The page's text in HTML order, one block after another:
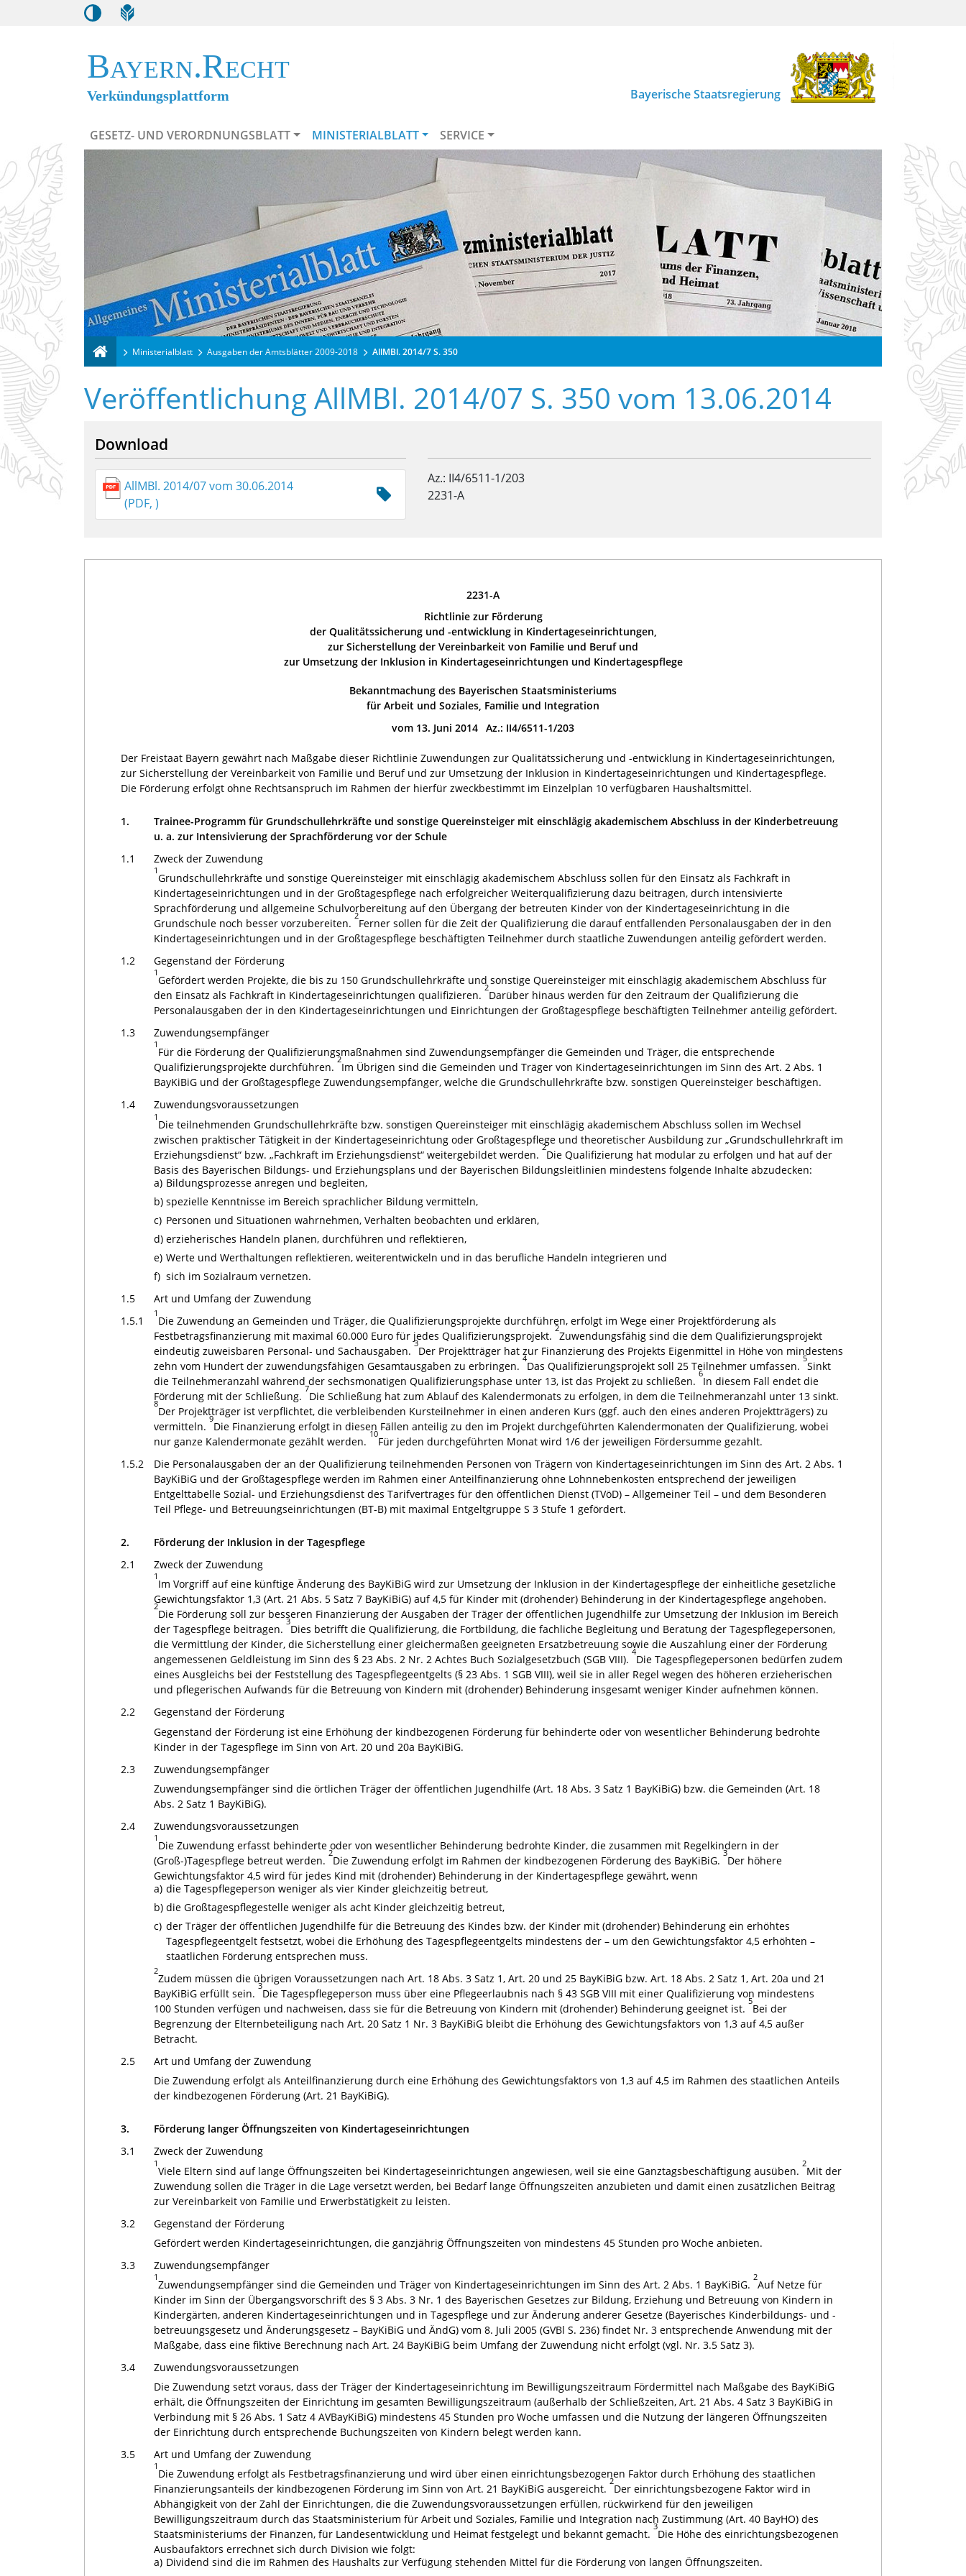
Bayern.Recht
Verkündungsplattform Bayerische Staatsregierung
GESETZ- UND VERORDNUNGSBLATT MINISTERIALBLATT SERVICE
Ministerialblatt Ausgaben der Amtsblätter 2009-2018 AllMBl. 2014/7 S. 350
Veröffentlichung AllMBl. 2014/07 S. 350 vom 13.06.2014
Download
AllMBl. 2014/07 vom 30.06.2014
(PDF, )
Az.: II4/6511-1/203
2231-A
2231-A
Richtlinie zur Förderung
der Qualitätssicherung und -entwicklung in Kindertageseinrichtungen,
zur Sicherstellung der Vereinbarkeit von Familie und Beruf und
zur Umsetzung der Inklusion in Kindertageseinrichtungen und Kindertagespflege
Bekanntmachung des Bayerischen Staatsministeriums
für Arbeit und Soziales, Familie und Integration
vom 13. Juni 2014 Az.: II4/6511-1/203
Der Freistaat Bayern gewährt nach Maßgabe dieser Richtlinie Zuwendungen zur Qualitätssicherung und -entwicklung in Kindertageseinrichtungen,
zur Sicherstellung der Vereinbarkeit von Familie und Beruf und zur Umsetzung der Inklusion in Kindertageseinrichtungen und Kindertagespflege.
Die Förderung erfolgt ohne Rechtsanspruch im Rahmen der hierfür zweckbestimmt im Einzelplan 10 verfügbaren Haushaltsmittel.
1.
Trainee-Programm für Grundschullehrkräfte und sonstige Quereinsteiger mit einschlägig akademischem Abschluss in der Kinderbetreuung
u. a. zur Intensivierung der Sprachförderung vor der Schule
1.1
Zweck der Zuwendung
1
Grundschullehrkräfte und sonstige Quereinsteiger mit einschlägig akademischem Abschluss sollen für den Einsatz als Fachkraft in
Kindertageseinrichtungen und in der Großtagespflege nach erfolgreicher Weiterqualifizierung dazu beitragen, durch intensivierte
Sprachförderung und allgemeine Schulvorbereitung auf den Übergang der betreuten Kinder von der Kindertageseinrichtung in die
Grundschule noch besser vorzubereiten.
2
Ferner sollen für die Zeit der Qualifizierung die darauf entfallenden Personalausgaben der in den
Kindertageseinrichtungen und in der Großtagespflege beschäftigten Teilnehmer durch staatliche Zuwendungen anteilig gefördert werden.
1.2
Gegenstand der Förderung
1
Gefördert werden Projekte, die bis zu 150 Grundschullehrkräfte und sonstige Quereinsteiger mit einschlägig akademischem Abschluss für
den Einsatz als Fachkraft in Kindertageseinrichtungen qualifizieren.
2
Darüber hinaus werden für den Zeitraum der Qualifizierung die
Personalausgaben der in den Kindertageseinrichtungen und Einrichtungen der Großtagespflege beschäftigten Teilnehmer anteilig gefördert.
1.3
Zuwendungsempfänger
1
Für die Förderung der Qualifizierungsmaßnahmen sind Zuwendungsempfänger die Gemeinden und Träger, die entsprechende
Qualifizierungsprojekte durchführen.
2
Im Übrigen sind die Gemeinden und Träger von Kindertageseinrichtungen im Sinn des Art. 2 Abs. 1
BayKiBiG und der Großtagespflege Zuwendungsempfänger, welche die Grundschullehrkräfte bzw. sonstigen Quereinsteiger beschäftigen.
1.4
Zuwendungsvoraussetzungen
1
Die teilnehmenden Grundschullehrkräfte bzw. sonstigen Quereinsteiger mit einschlägig akademischem Abschluss sollen im Wechsel
zwischen praktischer Tätigkeit in der Kindertageseinrichtung oder Großtagespflege und theoretischer Ausbildung zur „Grundschullehrkraft im
Erziehungsdienst“ bzw. „Fachkraft im Erziehungsdienst“ weitergebildet werden.
2
Die Qualifizierung hat modular zu erfolgen und hat auf der
Basis des Bayerischen Bildungs- und Erziehungsplans und der Bayerischen Bildungsleitlinien mindestens folgende Inhalte abzudecken:
a) Bildungsprozesse anregen und begleiten,
b) spezielle Kenntnisse im Bereich sprachlicher Bildung vermitteln,
c) Personen und Situationen wahrnehmen, Verhalten beobachten und erklären,
d) erzieherisches Handeln planen, durchführen und reflektieren,
e) Werte und Werthaltungen reflektieren, weiterentwickeln und in das berufliche Handeln integrieren und
f) sich im Sozialraum vernetzen.
1.5
Art und Umfang der Zuwendung
1.5.1
1
Die Zuwendung an Gemeinden und Träger, die Qualifizierungsprojekte durchführen, erfolgt im Wege einer Projektförderung als
Festbetragsfinanzierung mit maximal 60.000 Euro für jedes Qualifizierungsprojekt.
2
Zuwendungsfähig sind die dem Qualifizierungsprojekt
eindeutig zuweisbaren Personal- und Sachausgaben.
3
Der Projektträger hat zur Finanzierung des Projekts Eigenmittel in Höhe von mindestens
zehn vom Hundert der zuwendungsfähigen Gesamtausgaben zu erbringen.
4
Das Qualifizierungsprojekt soll 25 Teilnehmer umfassen.
5
Sinkt
die Teilnehmeranzahl während der sechsmonatigen Qualifizierungsphase unter 13, ist das Projekt zu schließen.
6
In diesem Fall endet die
Förderung mit der Schließung.
7
Die Schließung hat zum Ablauf des Kalendermonats zu erfolgen, in dem die Teilnehmeranzahl unter 13 sinkt.
8
Der Projektträger ist verpflichtet, die verbleibenden Kursteilnehmer in einen anderen Kurs (ggf. auch den eines anderen Projektträgers) zu
vermitteln.
9
Die Finanzierung erfolgt in diesen Fällen anteilig zu den im Projekt durchgeführten Kalendermonaten der Qualifizierung, wobei
nur ganze Kalendermonate gezählt werden.
10
Für jeden durchgeführten Monat wird 1/6 der jeweiligen Fördersumme gezahlt.
1.5.2
Die Personalausgaben der an der Qualifizierung teilnehmenden Personen von Trägern von Kindertageseinrichtungen im Sinn des Art. 2 Abs. 1
BayKiBiG und der Großtagespflege werden im Rahmen einer Anteilfinanzierung ohne Lohnnebenkosten entsprechend der jeweiligen
Entgelttabelle Sozial- und Erziehungsdienst des Tarifvertrages für den öffentlichen Dienst (TVöD) – Allgemeiner Teil – und dem Besonderen
Teil Pflege- und Betreuungseinrichtungen (BT-B) mit maximal Entgeltgruppe S 3 Stufe 1 gefördert.
2.
Förderung der Inklusion in der Tagespflege
2.1
Zweck der Zuwendung
1
Im Vorgriff auf eine künftige Änderung des BayKiBiG wird zur Umsetzung der Inklusion in der Kindertagespflege der einheitliche gesetzliche
Gewichtungsfaktor 1,3 (Art. 21 Abs. 5 Satz 7 BayKiBiG) auf 4,5 für Kinder mit (drohender) Behinderung in der Kindertagespflege angehoben.
2
Die Förderung soll zur besseren Finanzierung der Ausgaben der Träger der öffentlichen Jugendhilfe zur Umsetzung der Inklusion im Bereich
der Tagespflege beitragen.
3
Dies betrifft die Qualifizierung, die Fortbildung, die fachliche Begleitung und Beratung der Tagespflegepersonen,
die Vermittlung der Kinder, die Sicherstellung einer gleichermaßen geeigneten Ersatzbetreuung sowie die Auszahlung einer der Förderung
angemessenen Geldleistung im Sinn des § 23 Abs. 2 Nr. 2 Achtes Buch Sozialgesetzbuch (SGB VIII).
4
Die Tagespflegepersonen bedürfen zudem
eines Ausgleichs bei der Feststellung des Tagespflegeentgelts (§ 23 Abs. 1 SGB VIII), weil sie in aller Regel wegen des höheren erzieherischen
und pflegerischen Aufwands für die Betreuung von Kindern mit (drohender) Behinderung insgesamt weniger Kinder aufnehmen können.
2.2
Gegenstand der Förderung
Gegenstand der Förderung ist eine Erhöhung der kindbezogenen Förderung für behinderte oder von wesentlicher Behinderung bedrohte
Kinder in der Tagespflege im Sinn von Art. 20 und 20a BayKiBiG.
2.3
Zuwendungsempfänger
Zuwendungsempfänger sind die örtlichen Träger der öffentlichen Jugendhilfe (Art. 18 Abs. 3 Satz 1 BayKiBiG) bzw. die Gemeinden (Art. 18
Abs. 2 Satz 1 BayKiBiG).
2.4
Zuwendungsvoraussetzungen
1
Die Zuwendung erfasst behinderte oder von wesentlicher Behinderung bedrohte Kinder, die zusammen mit Regelkindern in der
(Groß-)Tagespflege betreut werden.
2
Die Zuwendung erfolgt im Rahmen der kindbezogenen Förderung des BayKiBiG.
3
Der höhere
Gewichtungsfaktor 4,5 wird für jedes Kind mit (drohender) Behinderung in der Kindertagespflege gewährt, wenn
a) die Tagespflegeperson weniger als vier Kinder gleichzeitig betreut,
b) die Großtagespflegestelle weniger als acht Kinder gleichzeitig betreut,
c) der Träger der öffentlichen Jugendhilfe für die Betreuung des Kindes bzw. der Kinder mit (drohender) Behinderung ein erhöhtes
Tagespflegeentgelt festsetzt, wobei die Erhöhung des Tagespflegeentgelts mindestens der – um den Gewichtungsfaktor 4,5 erhöhten –
staatlichen Förderung entsprechen muss.
2
Zudem müssen die übrigen Voraussetzungen nach Art. 18 Abs. 3 Satz 1, Art. 20 und 25 BayKiBiG bzw. Art. 18 Abs. 2 Satz 1, Art. 20a und 21
BayKiBiG erfüllt sein.
3
Die Tagespflegeperson muss über eine Pflegeerlaubnis nach § 43 SGB VIII mit einer Qualifizierung von mindestens
100 Stunden verfügen und nachweisen, dass sie für die Betreuung von Kindern mit (drohender) Behinderung geeignet ist.
5
Bei der
Begrenzung der Elternbeteiligung nach Art. 20 Satz 1 Nr. 3 BayKiBiG bleibt die Erhöhung des Gewichtungsfaktors von 1,3 auf 4,5 außer
Betracht.
2.5
Art und Umfang der Zuwendung
Die Zuwendung erfolgt als Anteilfinanzierung durch eine Erhöhung des Gewichtungsfaktors von 1,3 auf 4,5 im Rahmen des staatlichen Anteils
der kindbezogenen Förderung (Art. 21 BayKiBiG).
3.
Förderung langer Öffnungszeiten von Kindertageseinrichtungen
3.1
Zweck der Zuwendung
1
Viele Eltern sind auf lange Öffnungszeiten bei Kindertageseinrichtungen angewiesen, weil sie eine Ganztagsbeschäftigung ausüben.
2
Mit der
Zuwendung sollen die Träger in die Lage versetzt werden, bei Bedarf lange Öffnungszeiten anzubieten und damit einen zusätzlichen Beitrag
zur Vereinbarkeit von Familie und Erwerbstätigkeit zu leisten.
3.2
Gegenstand der Förderung
Gefördert werden Kindertageseinrichtungen, die ganzjährig Öffnungszeiten von mindestens 45 Stunden pro Woche anbieten.
3.3
Zuwendungsempfänger
1
Zuwendungsempfänger sind die Gemeinden und Träger von Kindertageseinrichtungen im Sinn des Art. 2 Abs. 1 BayKiBiG.
2
Auf Netze für
Kinder im Sinn der Übergangsvorschrift des § 3 Abs. 3 Nr. 1 des Bayerischen Gesetzes zur Bildung, Erziehung und Betreuung von Kindern in
Kindergärten, anderen Kindertageseinrichtungen und in Tagespflege und zur Änderung anderer Gesetze (Bayerisches Kinderbildungs- und -
betreuungsgesetz und Änderungsgesetz – BayKiBiG und ÄndG) vom 8. Juli 2005 (GVBl S. 236) findet Nr. 3 entsprechende Anwendung mit der
Maßgabe, dass eine fiktive Berechnung nach Art. 24 BayKiBiG beim Umfang der Zuwendung nicht erfolgt (vgl. Nr. 3.5 Satz 3).
3.4
Zuwendungsvoraussetzungen
Die Zuwendung setzt voraus, dass der Träger der Kindertageseinrichtung im Bewilligungszeitraum Fördermittel nach Maßgabe des BayKiBiG
erhält, die Öffnungszeiten der Einrichtung im gesamten Bewilligungszeitraum (außerhalb der Schließzeiten, Art. 21 Abs. 4 Satz 3 BayKiBiG in
Verbindung mit § 26 Abs. 1 Satz 4 AVBayKiBiG) mindestens 45 Stunden pro Woche umfassen und die Nutzung der längeren Öffnungszeiten
der Einrichtung durch entsprechende Buchungszeiten von Kindern belegt werden kann.
3.5
Art und Umfang der Zuwendung
1
Die Zuwendung erfolgt als Festbetragsfinanzierung und wird über einen einrichtungsbezogenen Faktor durch Erhöhung des staatlichen
Finanzierungsanteils der kindbezogenen Förderung im Sinn von Art. 21 BayKiBiG ausgereicht.
2
Der einrichtungsbezogene Faktor wird in
Abhängigkeit von der Zahl der Einrichtungen, die die Zuwendungsvoraussetzungen erfüllen, rückwirkend für den jeweiligen
Bewilligungszeitraum durch das Staatsministerium für Arbeit und Soziales, Familie und Integration nach Zustimmung (Art. 40 BayHO) des
Staatsministeriums der Finanzen, für Landesentwicklung und Heimat festgelegt und bekannt gemacht.
3
Die Höhe des einrichtungsbezogenen
Ausbaufaktors errechnet sich durch Division wie folgt:
a) Dividend sind die im Rahmen des Haushalts zur Verfügung stehenden Mittel für die Förderung von langen Öffnungszeiten.